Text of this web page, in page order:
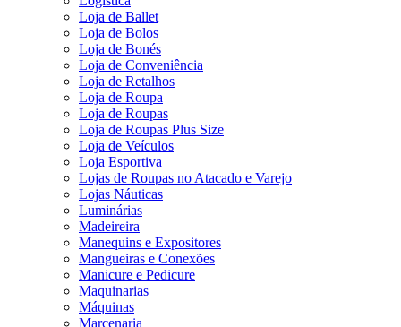
Loja de Ballet
Loja de Bolos
Loja de Bonés
Loja de Conveniência
Loja de Retalhos
Loja de Roupa
Loja de Roupas
Loja de Roupas Plus Size
Loja de Veículos
Loja Esportiva
Lojas de Roupas no Atacado e Varejo
Lojas Náuticas
Luminárias
Madeireira
Manequins e Expositores
Mangueiras e Conexões
Manicure e Pedicure
Maquinarias
Máquinas
Marcenaria